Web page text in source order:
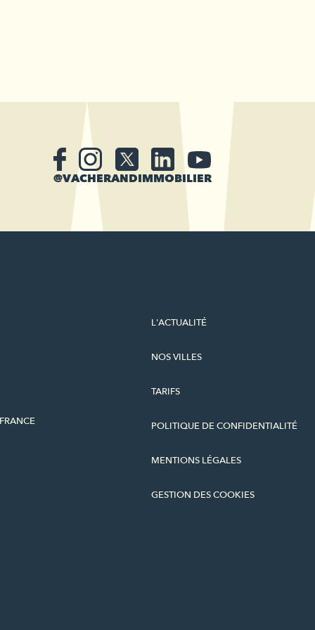
@VACHERANDIMMOBILIER
L'ACTUALITÉ
NOS VILLES
TARIFS
POLITIQUE DE CONFIDENTIALITÉ
MENTIONS LÉGALES
GESTION DES COOKIES